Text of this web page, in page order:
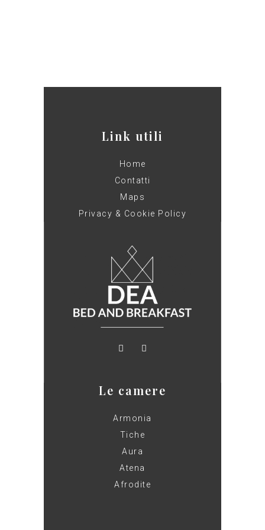
Link utili
Home
Contatti
Maps
Privacy & Cookie Policy
Le camere
Armonia
Tiche
Aura
Atena
Afrodite